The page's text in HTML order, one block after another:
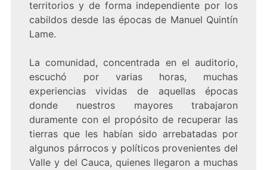
territorios y de forma independiente por los
cabildos desde las épocas de Manuel Quintín
Lame.
La comunidad, concentrada en el auditorio,
escuchó por varias horas, muchas
experiencias vividas de aquellas épocas
donde nuestros mayores trabajaron
duramente con el propósito de recuperar las
tierras que les habían sido arrebatadas por
algunos párrocos y políticos provenientes del
Valle y del Cauca, quienes llegaron a muchas